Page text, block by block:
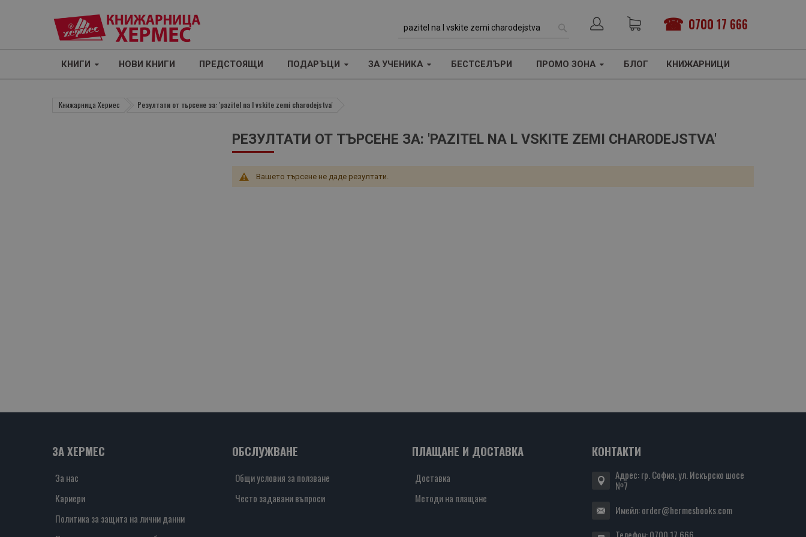
0700 17 666
р
ТЪРСЕНЕ
КНИГИ НОВИ КНИГИ ПРЕДСТОЯЩИ ПОДАРЪЦИ ЗА УЧЕНИКА БЕСТСЕЛЪРИ ПРОМО ЗОНА БЛОГ КНИЖАРНИЦИ
Книжарница Хермес Резултати от търсене за: 'pazitel na l vskite zemi charodejstva'
РЕЗУЛТАТИ ОТ ТЪРСЕНЕ ЗА: 'PAZITEL NA L VSKITE ZEMI CHARODEJSTVA'
Вашето търсене не даде резултати.
ЗА ХЕРМЕС
За нас
Кариери
Политика за защита на лични данни
ОБСЛУЖВАНЕ
Общи условия за ползване
Често задавани въпроси
ПЛАЩАНЕ И ДОСТАВКА
Доставка
Методи на плащане
КОНТАКТИ
Адрес: гр. София, ул. Искърско шосе
№7
Имейл:order@hermesbooks.com